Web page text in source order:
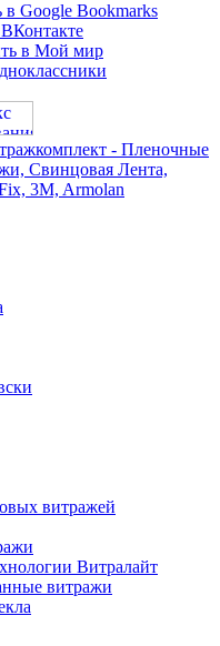
- Пленочные
Свинцовая Лента,
3M, Armolan
витражей
Витралайт
витражи